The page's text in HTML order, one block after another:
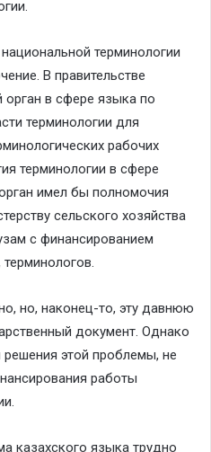
терминологии
В правительстве
в сфере языка по
терминологии для
рабочих
терминологии в сфере
имел бы полномочия
сельского хозяйства
с финансированием
но, наконец-то, эту давнюю
документ. Однако
этой проблемы, не
работы
казахского языка трудно